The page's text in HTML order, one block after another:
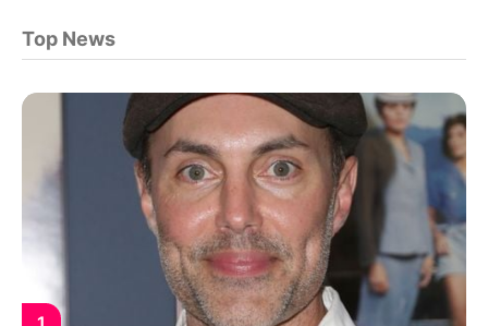
Top News